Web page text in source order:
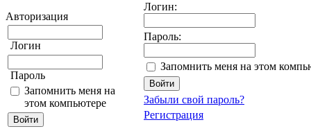
Авторизация
Логин
Пароль
Запомнить меня на
этом компьютере
Логин:
Пароль:
Запомнить меня на этом
Забыли свой пароль?
Регистрация